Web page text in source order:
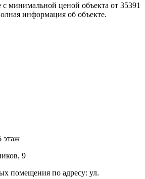
минимальной ценой объекта от 35391
информация об объекте.
этаж
9
помещения по адресу: ул.